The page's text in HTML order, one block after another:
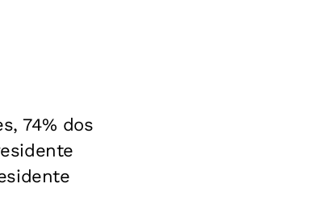
74% dos